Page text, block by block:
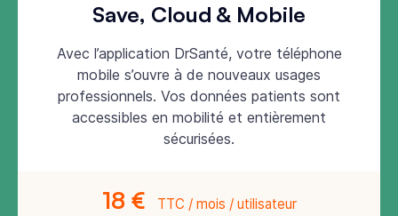
Save, Cloud & Mobile
Avec l’application DrSanté, votre téléphone
mobile s’ouvre à de nouveaux usages
professionnels. Vos données patients sont
accessibles en mobilité et entièrement
sécurisées.
18 € TTC / mois / utilisateur